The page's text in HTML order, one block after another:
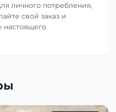
личного потребления,
свой заказ и
настоящего